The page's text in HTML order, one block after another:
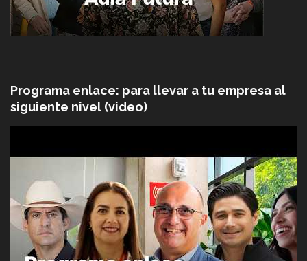
Programa enlace: para llevar a tu empresa al
siguiente nivel (video)